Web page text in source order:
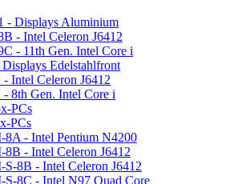
- Displays Aluminium
- Intel Celeron J6412
- 11th Gen. Intel Core i
Edelstahlfront
Intel Celeron J6412
8th Gen. Intel Core i
PCs
PCs
- Intel Pentium N4200
- Intel Celeron J6412
8B - Intel Celeron J6412
8C - Intel N97 Quad Core